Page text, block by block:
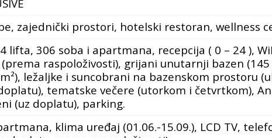
zajednički prostori, hotelski restoran, wellness
lifta, 306 soba i apartmana, recepcija ( 0 – 24 ),
raspoloživosti), grijani unutarnji bazen (145
ležaljke i suncobrani na bazenskom prostoru
tematske večere (utorkom i četvrtkom),
(uz doplatu), parking.
klima uređaj (01.06.-15.09.), LCD TV,